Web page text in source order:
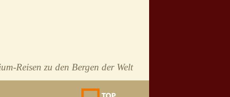
Reisen zu den Bergen der Welt